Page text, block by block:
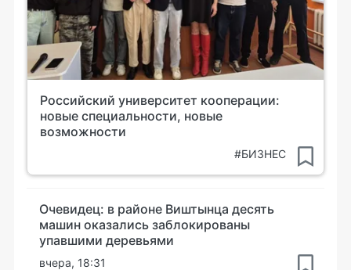
Российский университет кооперации:
новые специальности, новые
возможности
#БИЗНЕС
Очевидец: в районе Виштынца десять
машин оказались заблокированы
упавшими деревьями
вчера, 18:31